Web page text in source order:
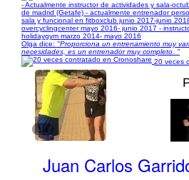
- Actualmente instructor de actividades y sala-
de madrid (Getafe) - actualmente entrenador
sala y funcional en fitboxclub junio 2017-junio
overcyclingcenter mayo 2016- junio 2017 -
holidaygym marzo 2014- mayo 2016
Olga dice: "Proporciona un entrenamiento muy
necesidades, es un entrenador muy completo. "
20 veces
1/4
Juan Carlos